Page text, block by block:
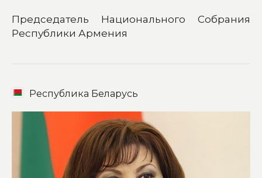
Председатель Национального Собрания
Республики Армения
Республика Беларусь